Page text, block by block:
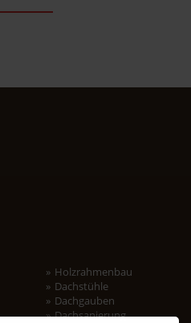
Holzrahmenbau
Dachstühle
Dachgauben
Dachsanierung